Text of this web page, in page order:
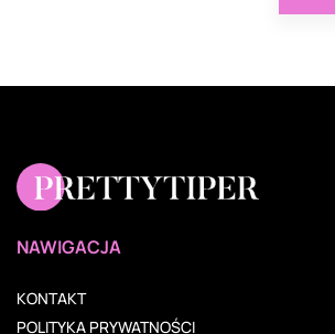
NAWIGACJA
KONTAKT
POLITYKA PRYWATNOŚCI